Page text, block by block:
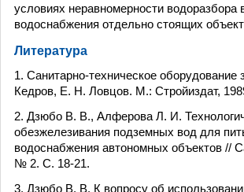
условиях неравномерности водоразбора
водоснабжения отдельно стоящих
Литература
1. Санитарно-техническое оборудование
Кедров, Е. Н. Ловцов. М.: Стройиздат,
2. Дзюбо В. В., Алферова Л. И.
обезжелезивания подземных вод для
водоснабжения автономных объектов //
№ 2. С. 18-21.
3. Дзюбо В. В. К вопросу об